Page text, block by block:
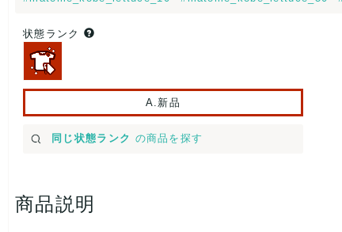
状態ランク
A.新品
同じ状態ランク の商品を探す
商品説明